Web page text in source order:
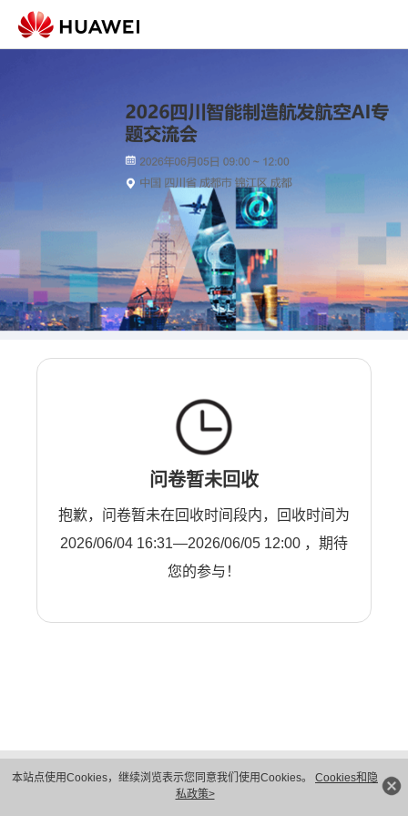
本站点使用Cookies，继续浏览表示您同意我们使用Cookies。 Cookies和隐
私政策>
问卷暂未回收
抱歉，问卷暂未在回收时间段内，回收时间为
2026/06/04 16:31—2026/06/05 12:00 ，期待
您的参与！
隐私保护
法律声明